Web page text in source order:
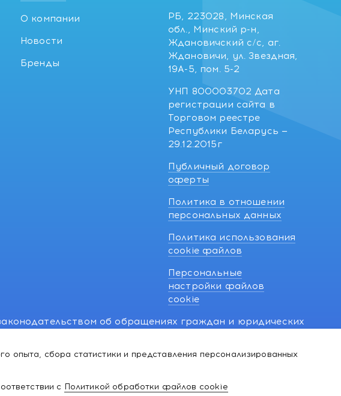
сбора статистики и представления персонализированных
с Политикой обработки файлов cookie
О компании
Новости
Бренды
РБ, 223028, Минская
обл., Минский р-н,
Ждановичский с/с, аг.
Ждановичи, ул. Звездная,
19А-5, пом. 5-2
УНП 800003702 Дата
регистрации сайта в
Торговом реестре
Республики Беларусь —
29.12.2015г
Публичный договор
оферты
Политика в отношении
персональных данных
Политика использования
cookie файлов
Персональные
настройки файлов
cookie
об обращениях граждан и юридических
покупателей о нарушении их прав, предусмотренных
info@kakvapteke.by